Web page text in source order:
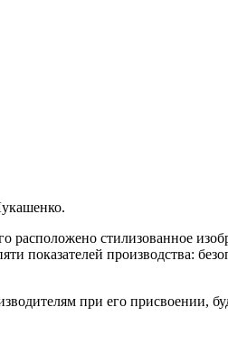
расположено стилизованное
показателей производства:
при его присвоении,